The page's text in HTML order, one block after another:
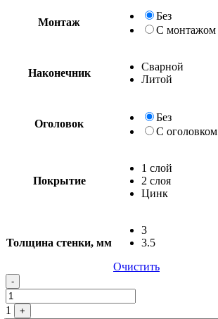
Монтаж
Без
С монтажом
Наконечник
Сварной
Литой
Оголовок
Без
С оголовком
Покрытие
1 слой
2 слоя
Цинк
Толщина стенки, мм
3
3.5
Очистить
Quantity
-
1
+